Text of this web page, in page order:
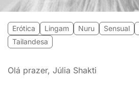
Erótica Lingam Nuru Sensual
Tailandesa
Olá prazer, Júlia Shakti